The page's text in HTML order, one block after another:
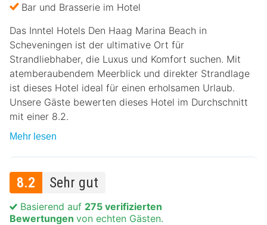
Bar und Brasserie im Hotel
Das Inntel Hotels Den Haag Marina Beach in
Scheveningen ist der ultimative Ort für
Strandliebhaber, die Luxus und Komfort suchen. Mit
atemberaubendem Meerblick und direkter Strandlage
ist dieses Hotel ideal für einen erholsamen Urlaub.
Unsere Gäste bewerten dieses Hotel im Durchschnitt
mit einer 8.2.
Mehr lesen
8.2 Sehr gut
Basierend auf 275 verifizierten
Bewertungen von echten Gästen.